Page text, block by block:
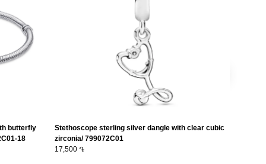
butterfly
18
Stethoscope sterling silver dangle with clear cubic
zirconia/ 799072C01
17,500 ֏